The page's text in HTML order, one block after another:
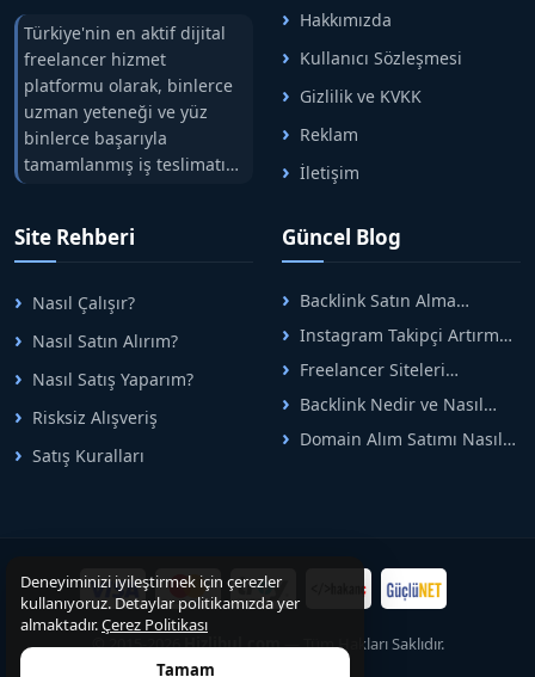
Türkiye'nin en aktif dijital
freelancer hizmet
platformu olarak, binlerce
uzman yeteneği ve yüz
binlerce başarıyla
tamamlanmış iş teslimatını
tek çatıda buluşturuyoruz.
arasındaki süreci risksiz
alışveriş sistemi ile koruyan
ticaretin güvenli
Hakkımızda
Kullanıcı Sözleşmesi
Gizlilik ve KVKK
Reklam
İletişim
Site Rehberi
Nasıl Çalışır?
Nasıl Satın Alırım?
Nasıl Satış Yaparım?
Risksiz Alışveriş
Satış Kuralları
Güncel Blog
Backlink Satın Alma
Rehberi: Güvenli SEO İçin
Doğru Adımlar
Instagram Takipçi Artırma
Yöntemleri: Organik Büyüme
Rehberi
Freelancer Siteleri
Arasında Doğru Seçim Nasıl
Yapılır
Backlink Nedir ve Nasıl
Alınır? Etkili Yöntemler
Domain Alım Satımı Nasıl
© 2015-2026Hizlibul.com— Tüm Hakları Saklıdır.
Deneyiminizi iyileştirmek için çerezler
kullanıyoruz. Detaylar politikamızda yer
almaktadır.Çerez Politikası
Tamam